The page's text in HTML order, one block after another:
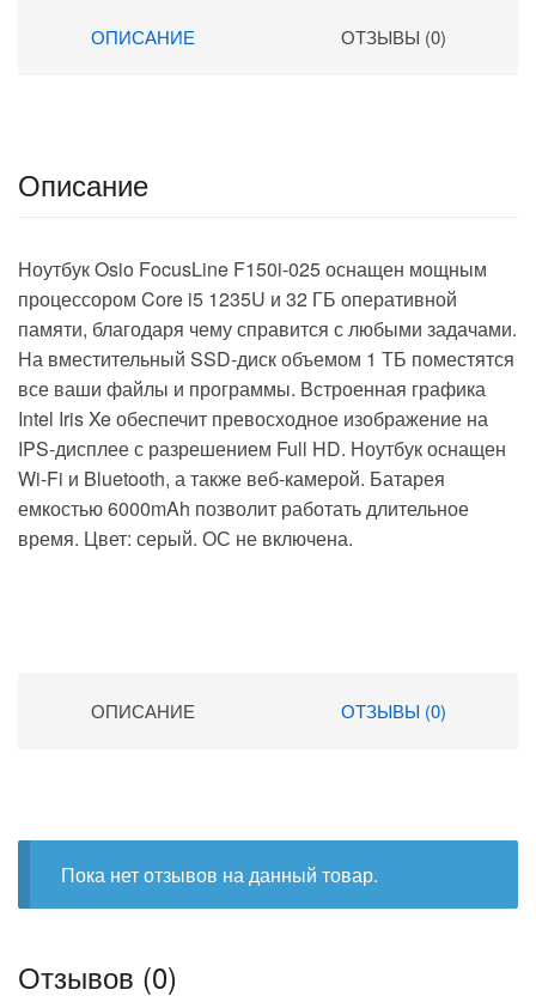
Pro 64 black WiFi BT Cam
ОПИСАНИЕ ОТЗЫВЫ (0)
Описание
Ноутбук Osio FocusLine F150i-025 оснащен мощным
процессором Core i5 1235U и 32 ГБ оперативной
памяти, благодаря чему справится с любыми задачами.
На вместительный SSD-диск объемом 1 ТБ поместятся
все ваши файлы и программы. Встроенная графика
Intel Iris Xe обеспечит превосходное изображение на
IPS-дисплее с разрешением Full HD. Ноутбук оснащен
Wi-Fi и Bluetooth, а также веб-камерой. Батарея
емкостью 6000mAh позволит работать длительное
время. Цвет: серый. ОС не включена.
ОПИСАНИЕ ОТЗЫВЫ (0)
Пока нет отзывов на данный товар.
Отзывов (0)